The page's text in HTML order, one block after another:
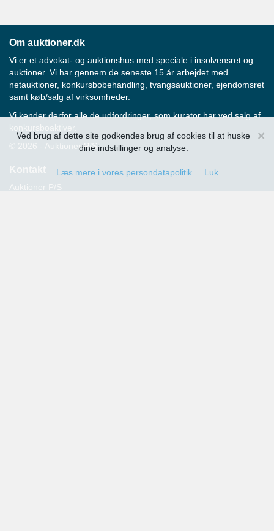
×
Ved brug af dette site godkendes brug af cookies til at huske
dine indstillinger og analyse.
Læs mere i vores persondatapolitik Luk
Om auktioner.dk
Vi er et advokat- og auktionshus med speciale i insolvensret og
auktioner. Vi har gennem de seneste 15 år arbejdet med
netauktioner, konkursbobehandling, tvangsauktioner, ejendomsret
samt køb/salg af virksomheder.
Vi kender derfor alle de udfordringer, som kurator har ved salg af
konkursboaktiver.
© 2026 - Auktioner P/S
Kontakt
Auktioner P/S